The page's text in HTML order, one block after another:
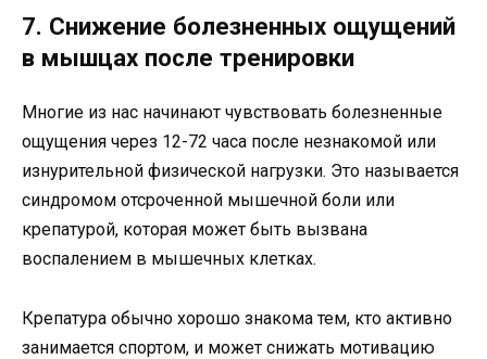
7. Снижение болезненных ощущений
в мышцах после тренировки
Многие из нас начинают чувствовать болезненные
ощущения через 12-72 часа после незнакомой или
изнурительной физической нагрузки. Это называется
синдромом отсроченной мышечной боли или
крепатурой, которая может быть вызвана
воспалением в мышечных клетках.
Крепатура обычно хорошо знакома тем, кто активно
занимается спортом, и может снижать мотивацию